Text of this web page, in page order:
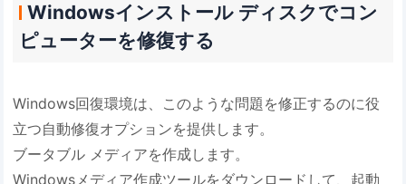
Windowsインストール ディスクでコン
ピューターを修復する
Windows回復環境は、このような問題を修正するのに役
立つ自動修復オプションを提供します。
ブータブル メディアを作成します。
Windowsメディア作成ツールをダウンロードして、起動